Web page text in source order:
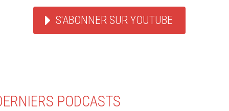
S'ABONNER SUR YOUTUBE
PODCASTS